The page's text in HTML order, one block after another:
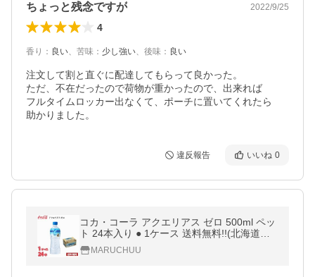
ちょっと残念ですが 2022/9/25
4
香り ： 良い、 苦味 ： 少し強い、 後味 ： 良い
注文して割と直ぐに配達してもらって良かった。
ただ、不在だったので荷物が重かったので、出来れば
フルタイムロッカー出なくて、ポーチに置いてくれたら
助かりました。
違反報告 いいね 0
コカ・コーラ アクエリアス ゼロ 500ml ペッ
ト 24本入り ● 1ケース 送料無料!!(北海道は
別途700円、沖縄県配送不可)
MARUCHUU